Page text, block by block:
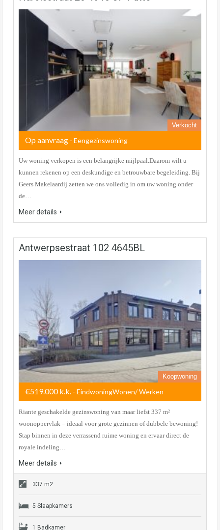
Verkocht
Op aanvraag - Eengezinswoning
Uw woning verkopen is een belangrijke mijlpaal.Daarom wilt u
kunnen rekenen op een deskundige en betrouwbare begeleiding. Bij
Geers Makelaardij zetten we ons volledig in om uw woning onder
de…
Meer details
Antwerpsestraat 102 4645BL
Koopwoning
€519.000 k.k. - EindwoningWonen/ Werken
Riante geschakelde gezinswoning van maar liefst 337 m²
woonoppervlak – ideaal voor grote gezinnen of dubbele bewoning!
Stap binnen in deze verrassend ruime woning en ervaar direct de
royale indeling…
Meer details
337 m2
5 Slaapkamers
1 Badkamer